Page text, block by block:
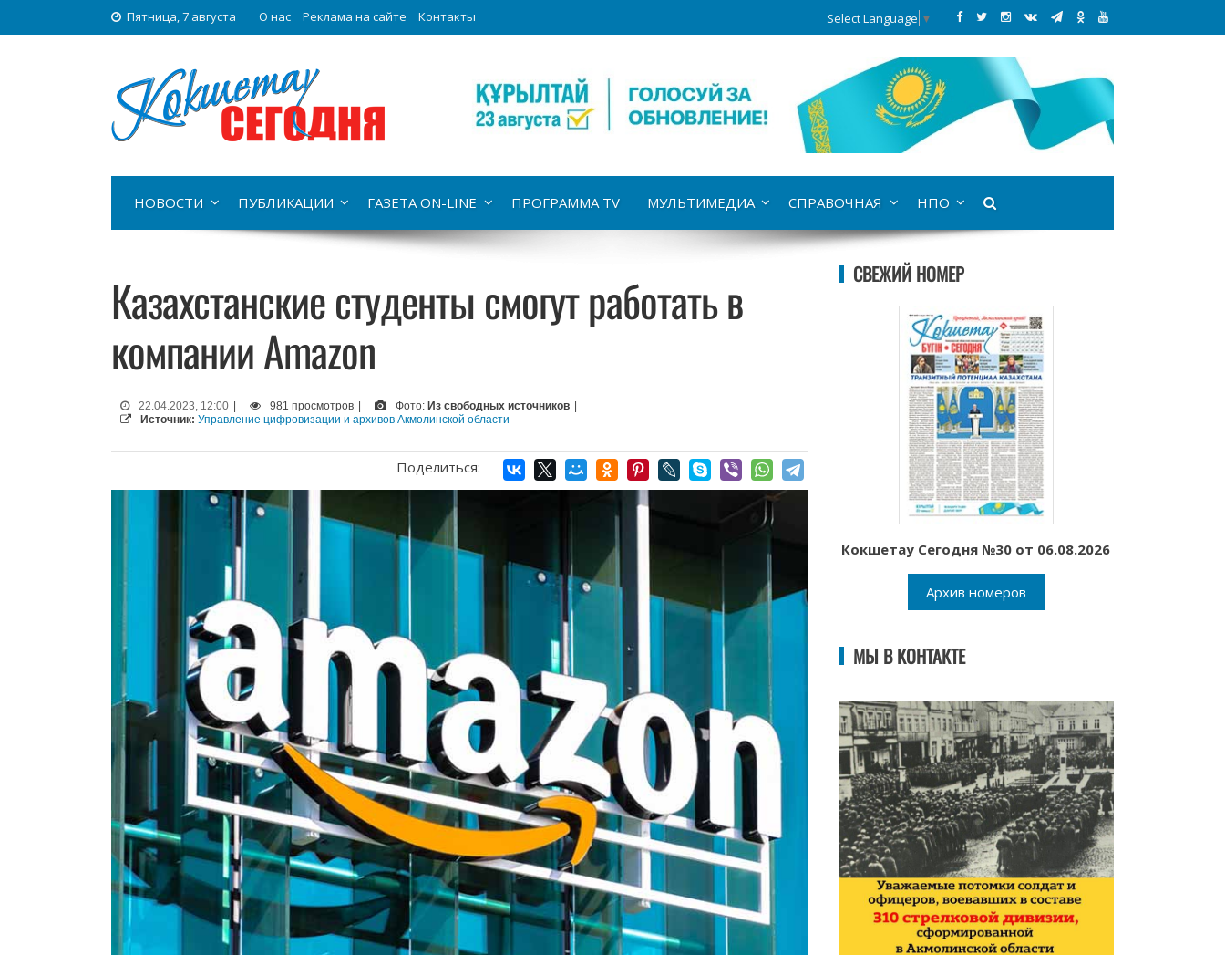
Пятница, 7 августа О нас Реклама на сайте Контакты Select Language ▼
НОВОСТИ ПУБЛИКАЦИИ ГАЗЕТА ON-LINE ПРОГРАММА TV МУЛЬТИМЕДИА СПРАВОЧНАЯ НПО
Казахстанские студенты смогут работать в
компании Amazon
22.04.2023, 12:00 | 981 просмотров | Фото: Из свободных источников |
Источник: Управление цифровизации и архивов Акмолинской области
Поделиться:
СВЕЖИЙ НОМЕР
Кокшетау Сегодня №30 от 06.08.2026
Архив номеров
МЫ В КОНТАКТЕ